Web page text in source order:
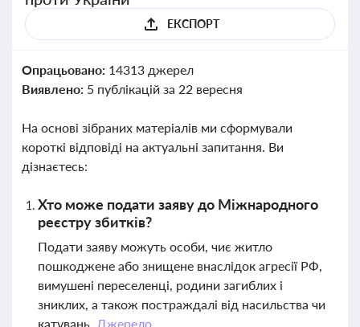
ЕКСПОРТ
Опрацьовано: 14313 джерел
Виявлено: 5 публікацій за 22 вересня
На основі зібраних матеріалів ми сформували
короткі відповіді на актуальні запитання. Ви
дізнаєтесь:
Хто може подати заяву до Міжнародного
реєстру збитків?
Подати заяву можуть особи, чиє житло
пошкоджене або знищене внаслідок агресії РФ,
вимушені переселенці, родини загиблих і
зниклих, а також постраждалі від насильства чи
катувань. Джерело